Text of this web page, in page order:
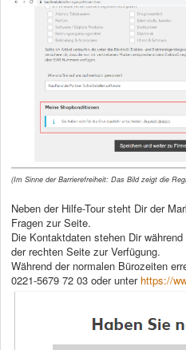
(Im Sinne der Barrierefreiheit: Das Bild zeigt die
Neben der Hilfe-Tour steht Dir der
Fragen zur Seite.
Die Kontaktdaten stehen Dir
der rechten Seite zur Verfügung.
Während der normalen Bürozeiten
0221-5679 72 03 oder unter https://